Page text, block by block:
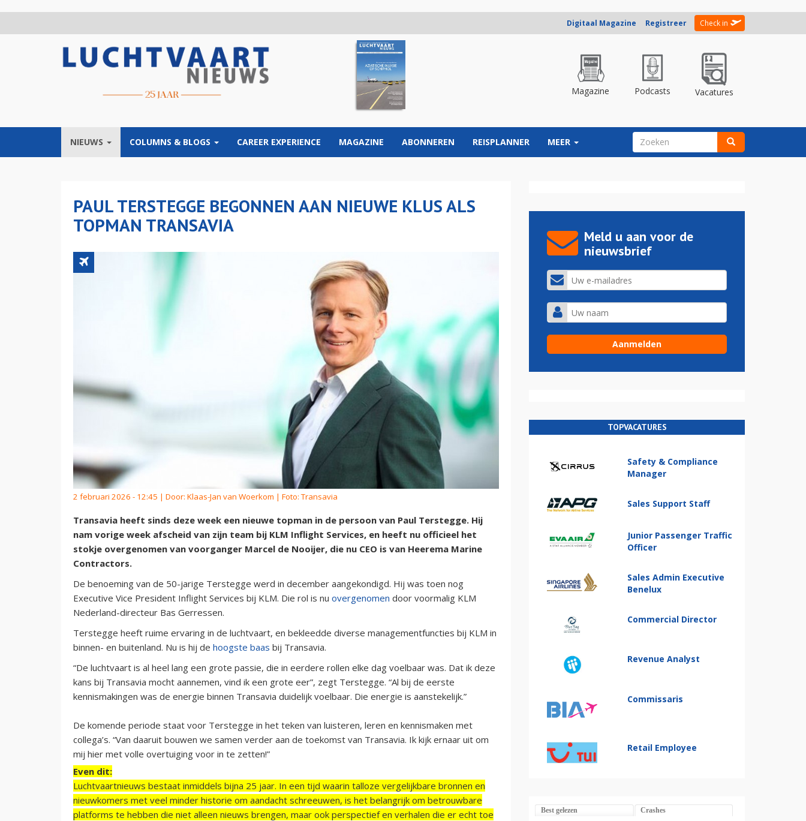
Digitaal Magazine Registreer Check in
Magazine Podcasts Vacatures
NIEUWS COLUMNS & BLOGS CAREER EXPERIENCE MAGAZINE ABONNEREN REISPLANNER MEER ZOEKVELD
PAUL TERSTEGGE BEGONNEN AAN NIEUWE KLUS ALS
TOPMAN TRANSAVIA
2 februari 2026 - 12:45 | Door: Klaas-Jan van Woerkom | Foto: Transavia
Transavia heeft sinds deze week een nieuwe topman in de persoon van Paul Terstegge. Hij
nam vorige week afscheid van zijn team bij KLM Inflight Services, en heeft nu officieel het
stokje overgenomen van voorganger Marcel de Nooijer, die nu CEO is van Heerema Marine
Contractors.
De benoeming van de 50-jarige Terstegge werd in december aangekondigd. Hij was toen nog
Executive Vice President Inflight Services bij KLM. Die rol is nu overgenomen door voormalig KLM
Nederland-directeur Bas Gerressen.
Terstegge heeft ruime ervaring in de luchtvaart, en bekleedde diverse managementfuncties bij KLM in
binnen- en buitenland. Nu is hij de hoogste baas bij Transavia.
“De luchtvaart is al heel lang een grote passie, die in eerdere rollen elke dag voelbaar was. Dat ik deze
kans bij Transavia mocht aannemen, vind ik een grote eer”, zegt Terstegge. “Al bij de eerste
kennismakingen was de energie binnen Transavia duidelijk voelbaar. Die energie is aanstekelijk.”
De komende periode staat voor Terstegge in het teken van luisteren, leren en kennismaken met
collega’s. “Van daaruit bouwen we samen verder aan de toekomst van Transavia. Ik kijk ernaar uit om
mij hier met volle overtuiging voor in te zetten!”
Even dit:
Luchtvaartnieuws bestaat inmiddels bijna 25 jaar. In een tijd waarin talloze vergelijkbare bronnen en
nieuwkomers met veel minder historie om aandacht schreeuwen, is het belangrijk om betrouwbare
platforms te hebben die niet alleen nieuws brengen, maar ook perspectief en verhalen die er echt toe
Meld u aan voor de
nieuwsbrief
TOPVACATURES
Safety & Compliance
Manager
Sales Support Staff
Junior Passenger Traffic
Officer
Sales Admin Executive
Benelux
Commercial Director
Revenue Analyst
Commissaris
Retail Employee
Best gelezen Crashes